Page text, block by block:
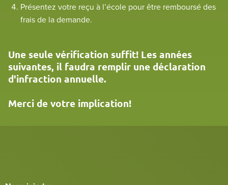
Présentez votre reçu à l’école pour être remboursé des
frais de la demande.
Une seule vérification suffit! Les années
suivantes, il faudra remplir une déclaration
d'infraction annuelle.
Merci de votre implication!